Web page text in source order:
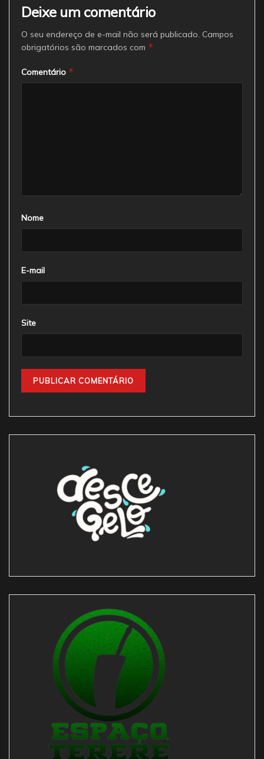
Deixe um comentário
O seu endereço de e-mail não será publicado. Campos
obrigatórios são marcados com *
Comentário *
Nome
E-mail
Site